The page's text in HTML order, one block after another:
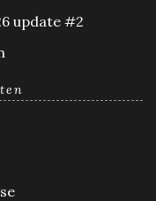
update #2